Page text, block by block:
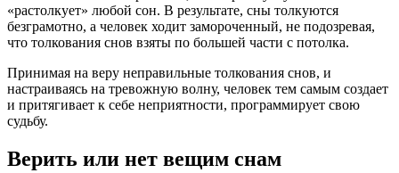
«растолкует» любой сон. В результате, сны толкуются
безграмотно, а человек ходит замороченный, не подозревая,
что толкования снов взяты по большей части с потолка.
Принимая на веру неправильные толкования снов, и
настраиваясь на тревожную волну, человек тем самым создает
и притягивает к себе неприятности, программирует свою
судьбу.
Верить или нет вещим снам